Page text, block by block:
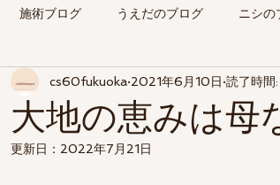
施術ブログ うえだのブログ ニシの
大地の恵みは母
cs60fukuoka 2021年6月10日 読了時間
更新日： 2022年7月21日